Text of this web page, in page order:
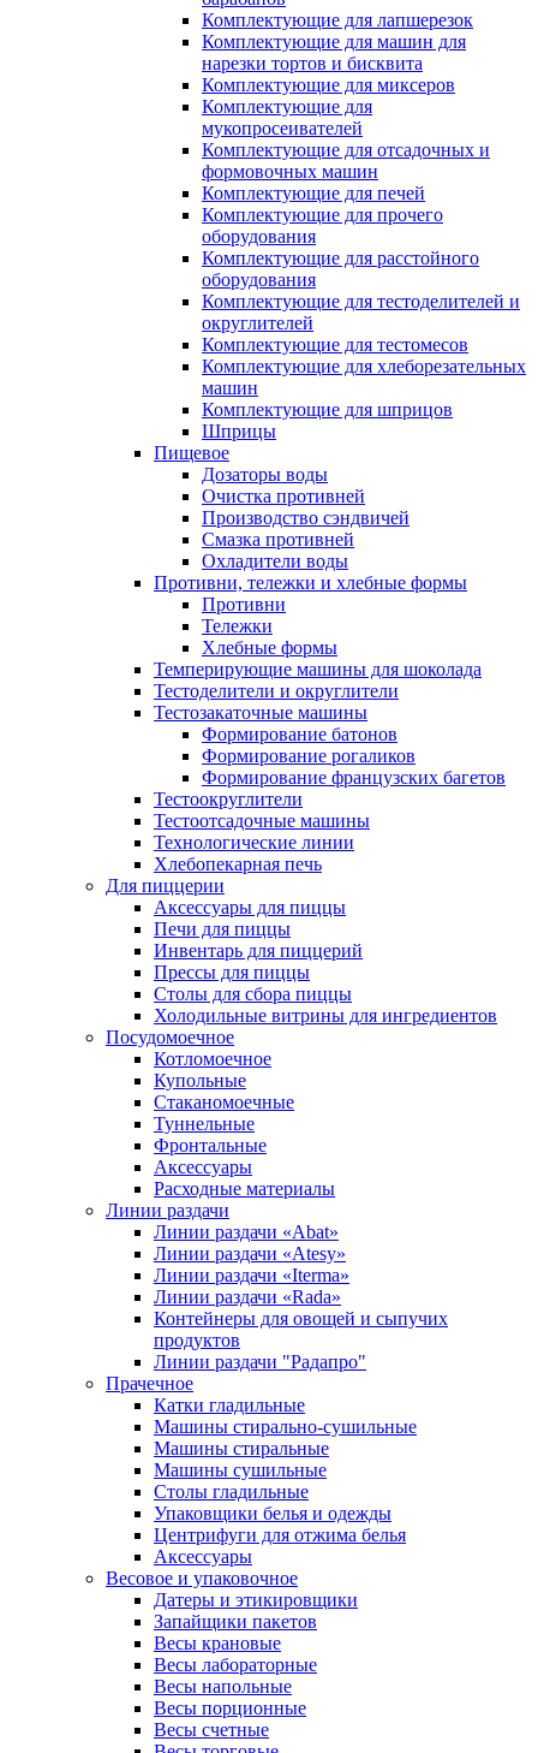
Комплектующие для лапшерезок
Комплектующие для машин для
нарезки тортов и бисквита
Комплектующие для миксеров
Комплектующие для
мукопросеивателей
Комплектующие для отсадочных и
формовочных машин
Комплектующие для печей
Комплектующие для прочего
оборудования
Комплектующие для расстойного
оборудования
Комплектующие для тестоделителей и
округлителей
Комплектующие для тестомесов
Комплектующие для хлеборезательных
машин
Комплектующие для шприцов
Шприцы
Пищевое
Дозаторы воды
Очистка противней
Производство сэндвичей
Смазка противней
Охладители воды
Противни, тележки и хлебные формы
Противни
Тележки
Хлебные формы
Темперирующие машины для шоколада
Тестоделители и округлители
Тестозакаточные машины
Формирование батонов
Формирование рогаликов
Формирование французских багетов
Тестоокруглители
Тестоотсадочные машины
Технологические линии
Хлебопекарная печь
Для пиццерии
Аксессуары для пиццы
Печи для пиццы
Инвентарь для пиццерий
Прессы для пиццы
Столы для сбора пиццы
Холодильные витрины для ингредиентов
Посудомоечное
Котломоечное
Купольные
Стаканомоечные
Туннельные
Фронтальные
Аксессуары
Расходные материалы
Линии раздачи
Линии раздачи «Abat»
Линии раздачи «Atesy»
Линии раздачи «Iterma»
Линии раздачи «Rada»
Контейнеры для овощей и сыпучих
продуктов
Линии раздачи "Радапро"
Прачечное
Катки гладильные
Машины стирально-сушильные
Машины стиральные
Машины сушильные
Столы гладильные
Упаковщики белья и одежды
Центрифуги для отжима белья
Аксессуары
Весовое и упаковочное
Датеры и этикировщики
Запайщики пакетов
Весы крановые
Весы лабораторные
Весы напольные
Весы порционные
Весы счетные